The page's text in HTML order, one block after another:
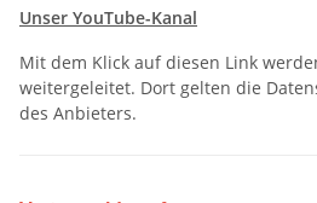
Unser YouTube-Kanal
Mit dem Klick auf diesen Link
weitergeleitet. Dort gelten die
des Anbieters.